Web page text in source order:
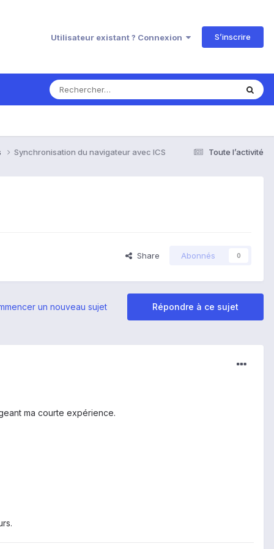
Utilisateur existant ? Connexion S’inscrire
Toute l’activité
Synchronisation du navigateur avec ICS
Share Abonnés 0
Répondre à ce sujet
un nouveau sujet
ma courte expérience.